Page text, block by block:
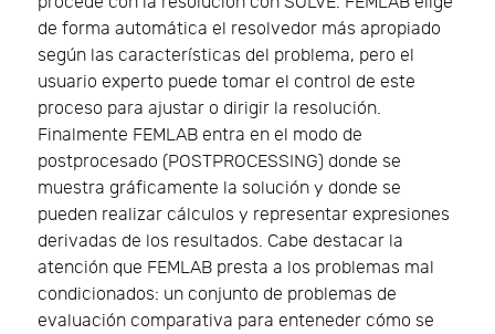
de forma automática el resolvedor más apropiado
según las características del problema, pero el
usuario experto puede tomar el control de este
proceso para ajustar o dirigir la resolución.
Finalmente FEMLAB entra en el modo de
postprocesado (POSTPROCESSING) donde se
muestra gráficamente la solución y donde se
pueden realizar cálculos y representar expresiones
derivadas de los resultados. Cabe destacar la
atención que FEMLAB presta a los problemas mal
condicionados: un conjunto de problemas de
evaluación comparativa para enteneder cómo se